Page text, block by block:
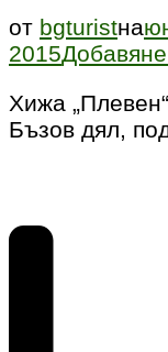
от bgturistна
2015
Хижа
Бъзов дял,